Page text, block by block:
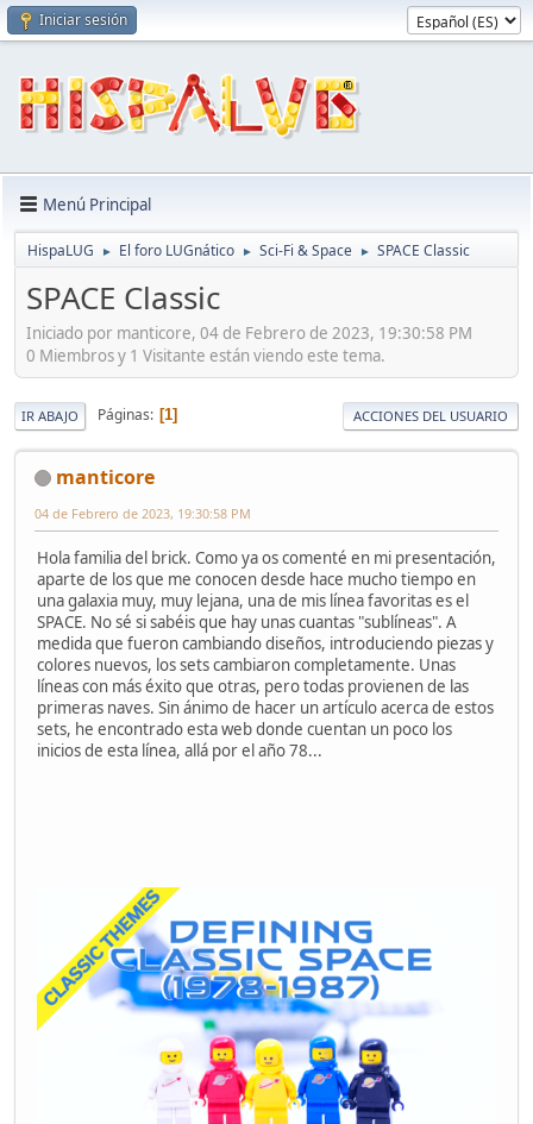
Iniciar sesión
Menú Principal
HispaLUG ► El foro LUGnático ► Sci-Fi & Space ► SPACE Classic
SPACE Classic
Iniciado por manticore, 04 de Febrero de 2023, 19:30:58 PM
0 Miembros y 1 Visitante están viendo este tema.
IR ABAJO Páginas 1 ACCIONES DEL USUARIO
manticore
04 de Febrero de 2023, 19:30:58 PM
Hola familia del brick. Como ya os comenté en mi presentación,
aparte de los que me conocen desde hace mucho tiempo en
una galaxia muy, muy lejana, una de mis línea favoritas es el
SPACE. No sé si sabéis que hay unas cuantas "sublíneas". A
medida que fueron cambiando diseños, introduciendo piezas y
colores nuevos, los sets cambiaron completamente. Unas
líneas con más éxito que otras, pero todas provienen de las
primeras naves. Sin ánimo de hacer un artículo acerca de estos
sets, he encontrado esta web donde cuentan un poco los
inicios de esta línea, allá por el año 78...